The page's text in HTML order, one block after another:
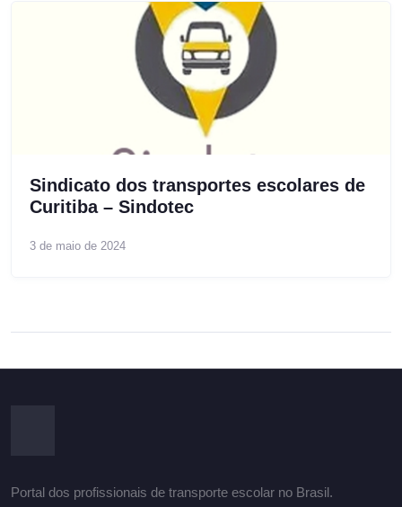
Sindicato dos transportes escolares de
Curitiba – Sindotec
3 de maio de 2024
Portal dos profissionais de transporte escolar no Brasil.